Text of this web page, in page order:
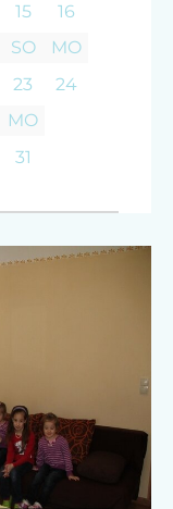
15
16
SO
23
MO
24
MO
31